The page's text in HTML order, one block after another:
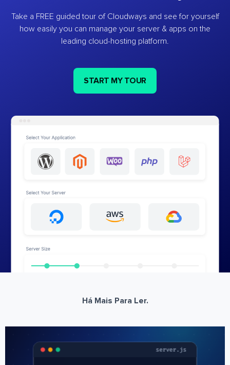
Take a FREE guided tour of Cloudways and see for yourself
how easily you can manage your server & apps on the
leading cloud-hosting platform.
START MY TOUR
Há Mais Para Ler.